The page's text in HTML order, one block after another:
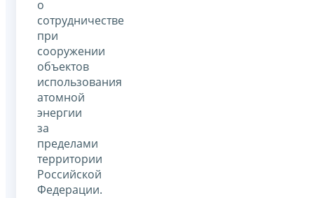
о
сотрудничестве
при
сооружении
объектов
использования
атомной
энергии
за
пределами
территории
Российской
Федерации.